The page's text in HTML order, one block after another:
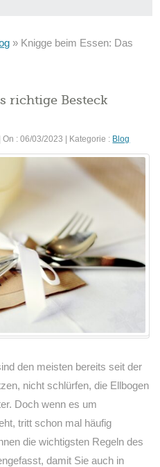
» Knigge beim Essen: Das
richtige Besteck
On : 06/03/2023 Kategorie : Blog
den meisten bereits seit der
nicht schlürfen, die Ellbogen
Doch wenn es um
tritt schon mal häufig
die wichtigsten Regeln des
damit Sie auch in